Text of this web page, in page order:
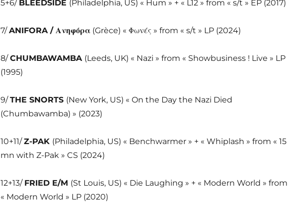
5+6/ BLEEDSIDE (Philadelphia, US) « Hum » + « L12 » from « s/t » EP (2017)
7/ANIFORA / Ανηφόρα(Grèce) « Φωνές » from « s/t » LP (2024)
8/CHUMBAWAMBA (Leeds, UK) « Nazi » from « Showbusiness ! Live » LP
(1995)
9/THE SNORTS (New York, US) « On the Day the Nazi Died
(Chumbawamba) » (2023)
10+11/Z-PAK (Philadelphia, US) « Benchwarmer » + « Whiplash » from « 15
mn with Z-Pak » CS (2024)
12+13/ FRIED E/M (St Louis, US) « Die Laughing » + « Modern World » from
« Modern World » LP (2020)